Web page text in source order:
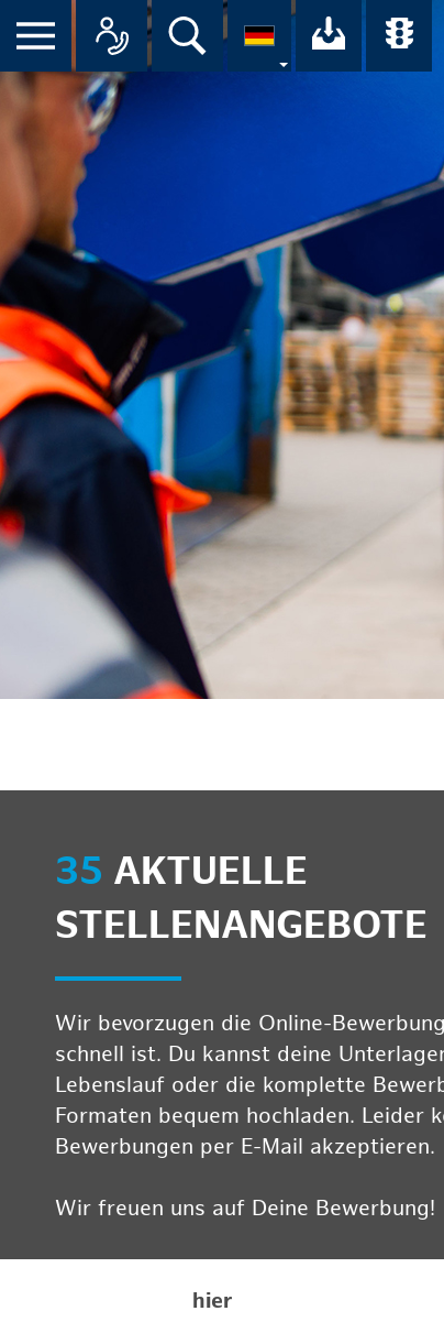
Suche Ihr
35 AKTUELLE
STELLENANGEBOTE
Wir bevorzugen die Online-
schnell ist. Du kannst deine
Lebenslauf oder die komplette
Formaten bequem hochladen. Leider
Bewerbungen per E-Mail akzeptieren.
Wir freuen uns auf Deine Bewerbung!
hier